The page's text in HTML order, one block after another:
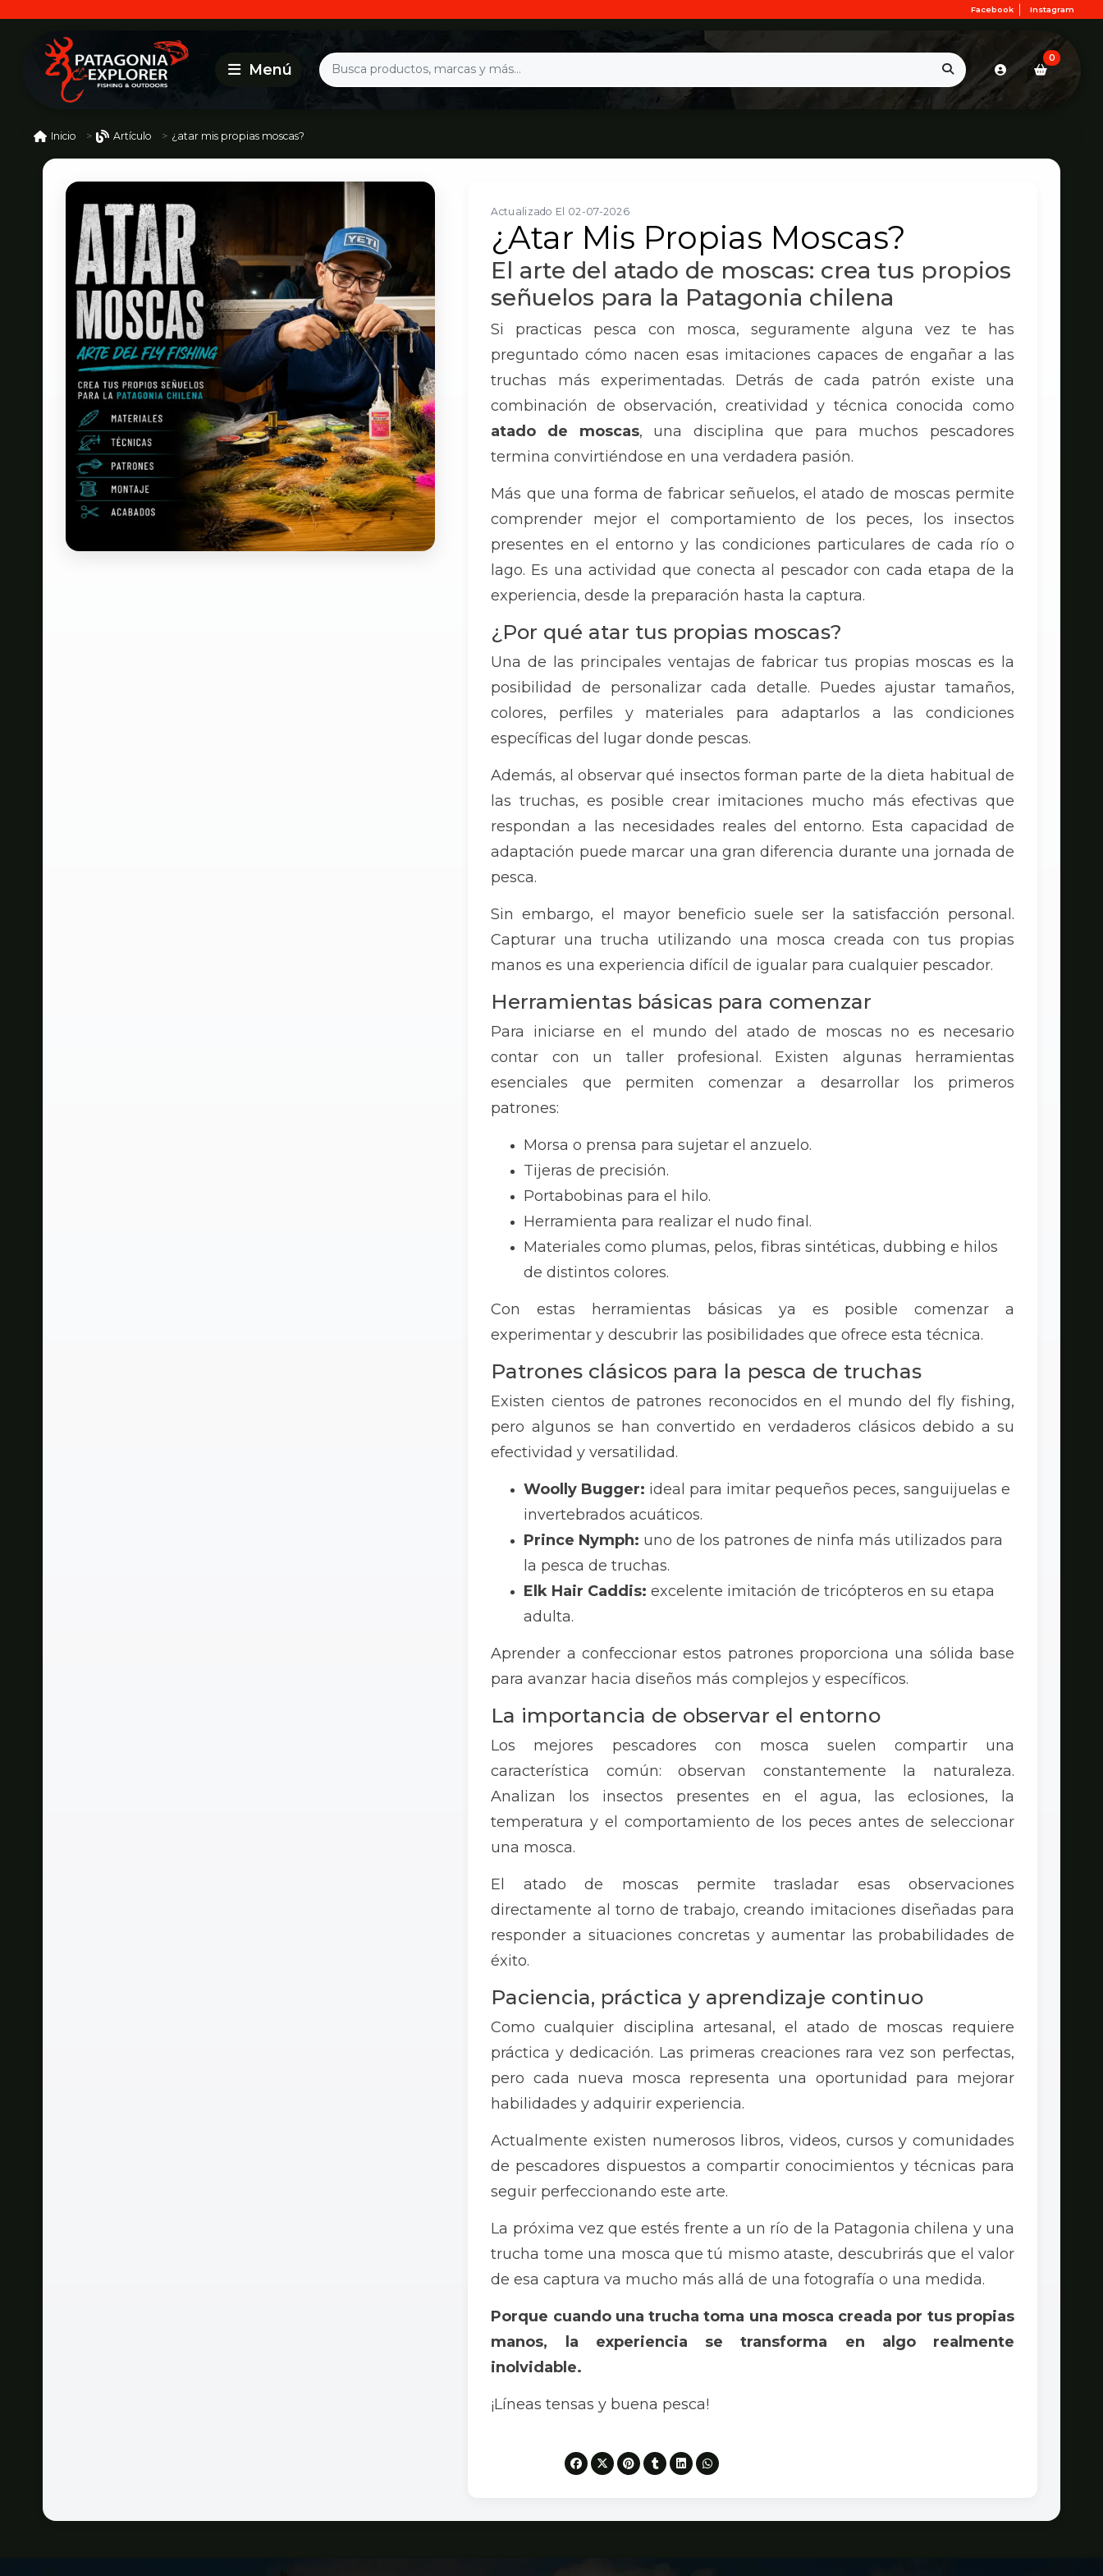
Facebook Instagram
0
Inicio Artículo ¿atar mis propias moscas?
Actualizado El 02-07-2026
¿Atar Mis Propias Moscas?
El arte del atado de moscas: crea tus propios
señuelos para la Patagonia chilena
Si practicas pesca con mosca, seguramente alguna vez te has
preguntado cómo nacen esas imitaciones capaces de engañar a las
truchas más experimentadas. Detrás de cada patrón existe una
combinación de observación, creatividad y técnica conocida como
atado de moscas, una disciplina que para muchos pescadores
termina convirtiéndose en una verdadera pasión.
Más que una forma de fabricar señuelos, el atado de moscas permite
comprender mejor el comportamiento de los peces, los insectos
presentes en el entorno y las condiciones particulares de cada río o
lago. Es una actividad que conecta al pescador con cada etapa de la
experiencia, desde la preparación hasta la captura.
¿Por qué atar tus propias moscas?
Una de las principales ventajas de fabricar tus propias moscas es la
posibilidad de personalizar cada detalle. Puedes ajustar tamaños,
colores, perfiles y materiales para adaptarlos a las condiciones
específicas del lugar donde pescas.
Además, al observar qué insectos forman parte de la dieta habitual de
las truchas, es posible crear imitaciones mucho más efectivas que
respondan a las necesidades reales del entorno. Esta capacidad de
adaptación puede marcar una gran diferencia durante una jornada de
pesca.
Sin embargo, el mayor beneficio suele ser la satisfacción personal.
Capturar una trucha utilizando una mosca creada con tus propias
manos es una experiencia difícil de igualar para cualquier pescador.
Herramientas básicas para comenzar
Para iniciarse en el mundo del atado de moscas no es necesario
contar con un taller profesional. Existen algunas herramientas
esenciales que permiten comenzar a desarrollar los primeros
patrones:
Morsa o prensa para sujetar el anzuelo.
Tijeras de precisión.
Portabobinas para el hilo.
Herramienta para realizar el nudo final.
Materiales como plumas, pelos, fibras sintéticas, dubbing e hilos
de distintos colores.
Con estas herramientas básicas ya es posible comenzar a
experimentar y descubrir las posibilidades que ofrece esta técnica.
Patrones clásicos para la pesca de truchas
Existen cientos de patrones reconocidos en el mundo del fly fishing,
pero algunos se han convertido en verdaderos clásicos debido a su
efectividad y versatilidad.
Woolly Bugger: ideal para imitar pequeños peces, sanguijuelas e
invertebrados acuáticos.
Prince Nymph: uno de los patrones de ninfa más utilizados para
la pesca de truchas.
Elk Hair Caddis: excelente imitación de tricópteros en su etapa
adulta.
Aprender a confeccionar estos patrones proporciona una sólida base
para avanzar hacia diseños más complejos y específicos.
La importancia de observar el entorno
Los mejores pescadores con mosca suelen compartir una
característica común: observan constantemente la naturaleza.
Analizan los insectos presentes en el agua, las eclosiones, la
temperatura y el comportamiento de los peces antes de seleccionar
una mosca.
El atado de moscas permite trasladar esas observaciones
directamente al torno de trabajo, creando imitaciones diseñadas para
responder a situaciones concretas y aumentar las probabilidades de
éxito.
Paciencia, práctica y aprendizaje continuo
Como cualquier disciplina artesanal, el atado de moscas requiere
práctica y dedicación. Las primeras creaciones rara vez son perfectas,
pero cada nueva mosca representa una oportunidad para mejorar
habilidades y adquirir experiencia.
Actualmente existen numerosos libros, videos, cursos y comunidades
de pescadores dispuestos a compartir conocimientos y técnicas para
seguir perfeccionando este arte.
La próxima vez que estés frente a un río de la Patagonia chilena y una
trucha tome una mosca que tú mismo ataste, descubrirás que el valor
de esa captura va mucho más allá de una fotografía o una medida.
Porque cuando una trucha toma una mosca creada por tus propias
manos, la experiencia se transforma en algo realmente
inolvidable.
¡Líneas tensas y buena pesca!